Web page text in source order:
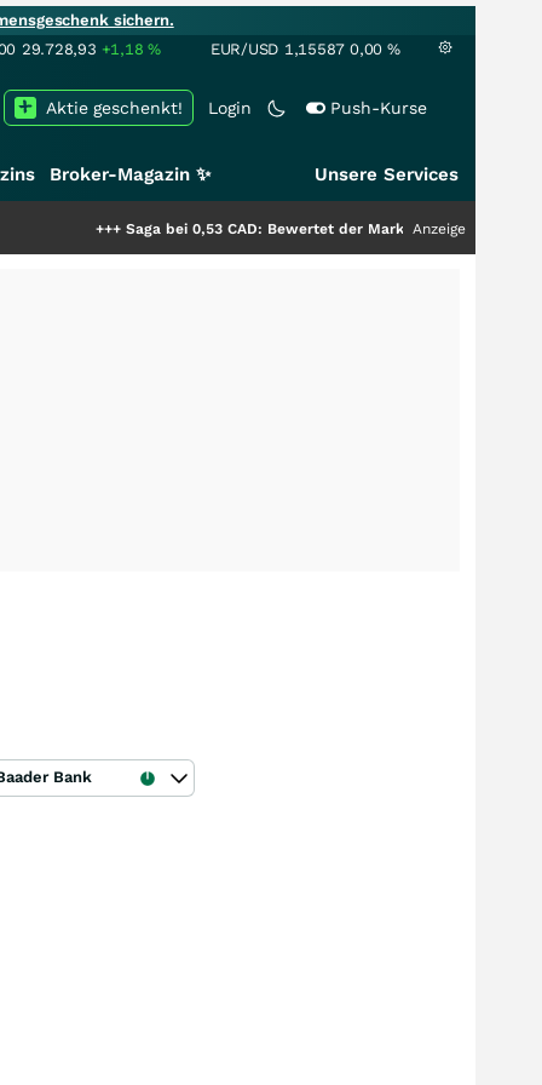
sichern.
29.728,93 +1,18% EUR/USD 1,15587 0,00 %
Login Push-Kurse
Aktie geschenkt!
Broker-Magazin ✨ Unsere Services
Saga bei 0,53 CAD: Bewertet der Markt noch immer nur die Hälfte
Anzeige
Bank